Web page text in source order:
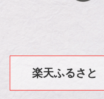
楽天ふるさと